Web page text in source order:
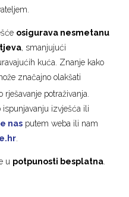
osigurava nesmetanu
, smanjujući
kuća. Znanje kako
značajno olakšati
potraživanja.
ispunjavanju izvješća ili
nas putem weba ili nam
u potpunosti besplatna